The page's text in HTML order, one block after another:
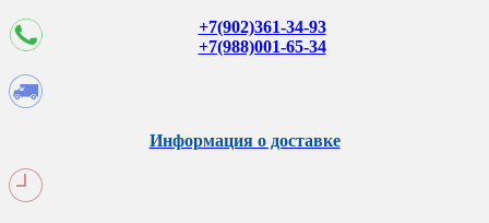
+7(902)361-34-93
+7(988)001-65-34
Информация о доставке